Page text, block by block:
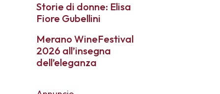
Storie di donne: Elisa
Fiore Gubellini
Merano WineFestival
2026 all’insegna
dell’eleganza